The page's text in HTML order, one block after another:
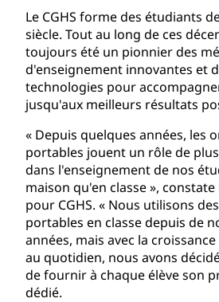
Le CGHS forme des étudiants
siècle. Tout au long de ces
toujours été un pionnier des
d'enseignement innovantes et
technologies pour
jusqu'aux meilleurs résultats
« Depuis quelques années, les
portables jouent un rôle de
dans l'enseignement de nos
maison qu'en classe », constate
pour CGHS. « Nous utilisons
portables en classe depuis de
années, mais avec la
au quotidien, nous avons
de fournir à chaque élève son
dédié.